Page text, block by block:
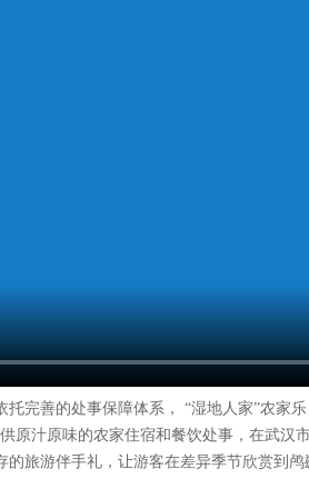
完善的处事保障体系， “湿地人家”农家
原汁原味的农家住宿和餐饮处事，在武汉
的旅游伴手礼，让游客在差异季节欣赏到